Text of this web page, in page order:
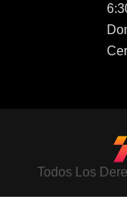
Todos Los